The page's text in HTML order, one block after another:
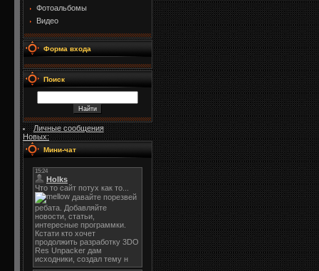
Фотоальбомы
Видео
Форма входа
Поиск
Личные сообщения
Новых:
Мини-чат